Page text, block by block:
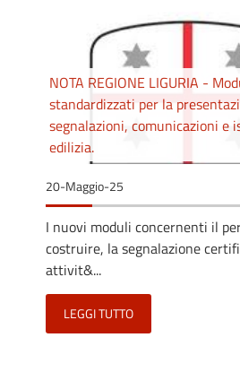
NOTA REGIONE LIGURIA -
standardizzati per la
segnalazioni, comunicazioni e
edilizia.
20-Maggio-25
I nuovi moduli concernenti il
costruire, la segnalazione
attivit&...
LEGGI TUTTO